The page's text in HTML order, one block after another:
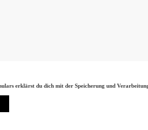
erklärst du dich mit der Speicherung und